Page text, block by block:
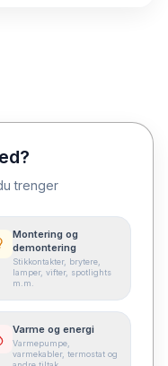
trenger
Montering og
demontering
Stikkontakter, brytere,
lamper, vifter, spotlights
m.m.
Varme og energi
Varmepumpe,
varmekabler, termostat og